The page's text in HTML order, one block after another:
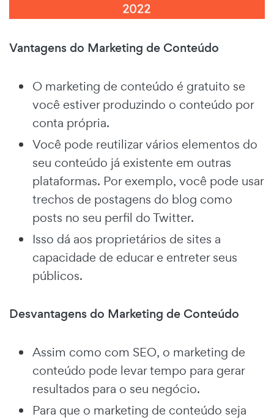
Vantagens do Marketing de Conteúdo
O marketing de conteúdo é gratuito se
você estiver produzindo o conteúdo por
conta própria.
Você pode reutilizar vários elementos do
seu conteúdo já existente em outras
plataformas. Por exemplo, você pode usar
trechos de postagens do blog como
posts no seu perfil do Twitter.
Isso dá aos proprietários de sites a
capacidade de educar e entreter seus
públicos.
Desvantagens do Marketing de Conteúdo
Assim como com SEO, o marketing de
conteúdo pode levar tempo para gerar
resultados para o seu negócio.
Para que o marketing de conteúdo seja